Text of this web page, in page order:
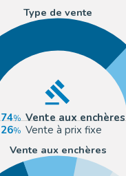
Type de vente
74
Vente aux enchères
26
Vente à prix fixe
Vente aux enchères